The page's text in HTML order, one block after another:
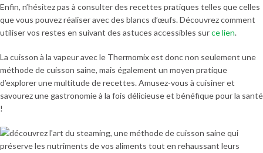
Enfin, n’hésitez pas à consulter des recettes pratiques telles que celles
que vous pouvez réaliser avec des blancs d’œufs. Découvrez comment
utiliser vos restes en suivant des astuces accessibles surce lien.
La cuisson à la vapeur avec le Thermomix est donc non seulement une
méthode de cuisson saine, mais également un moyen pratique
d’explorer une multitude de recettes. Amusez-vous à cuisiner et
savourez une gastronomie à la fois délicieuse et bénéfique pour la santé
!